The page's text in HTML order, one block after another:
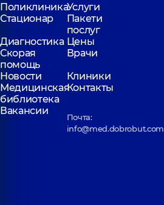
ПоликлиникаУслуги
Стационар
Пакети
послуг
Диагностика Цены
Скорая
помощь
Врачи
Новости
Клиники
Медицинская
библиотека
Контакты
Вакансии
Почта:
info@med.dobrobut.com